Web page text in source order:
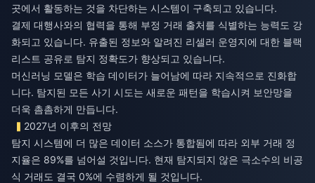
곳에서 활동하는 것을 차단하는 시스템이 구축되고 있습니다.
결제 대행사와의 협력을 통해 부정 거래 출처를 식별하는 능력도 강
화되고 있습니다. 유출된 정보와 알려진 리셀러 운영지에 대한 블랙
리스트 공유로 탐지 정확도가 향상되고 있습니다.
머신러닝 모델은 학습 데이터가 늘어남에 따라 지속적으로 진화합
니다. 탐지된 모든 사기 시도는 새로운 패턴을 학습시켜 보안망을
더욱 촘촘하게 만듭니다.
2027년 이후의 전망
탐지 시스템에 더 많은 데이터 소스가 통합됨에 따라 외부 거래 정
지율은 89%를 넘어설 것입니다. 현재 탐지되지 않은 극소수의 비공
식 거래도 결국 0%에 수렴하게 될 것입니다.